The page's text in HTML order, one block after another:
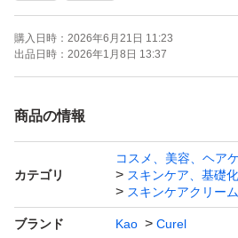
購入日時： 2026年6月21日 11:23
出品日時： 2026年1月8日 13:37
商品の情報
カテゴリ
コスメ、美容、ヘア
スキンケア、基礎
スキンケアクリーム
ブランド Kao Curel